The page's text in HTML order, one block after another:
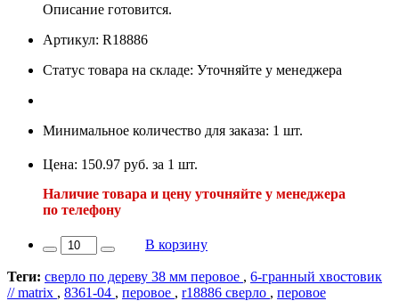
Описание готовится.
Артикул: R18886
Статус товара на складе: Уточняйте у менеджера
Минимальное количество для заказа: 1 шт.
Цена: 150.97 руб. за 1 шт.
Наличие товара и цену уточняйте у менеджера
по телефону
В корзину
Теги: сверло по дереву 38 мм перовое , 6-гранный хвостовик
// matrix , 8361-04 , перовое , r18886 сверло , перовое